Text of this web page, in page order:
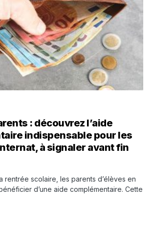
: découvrez l’aide
indispensable pour les
à signaler avant fin
rentrée scolaire, les parents d’élèves en
d’une aide complémentaire. Cette